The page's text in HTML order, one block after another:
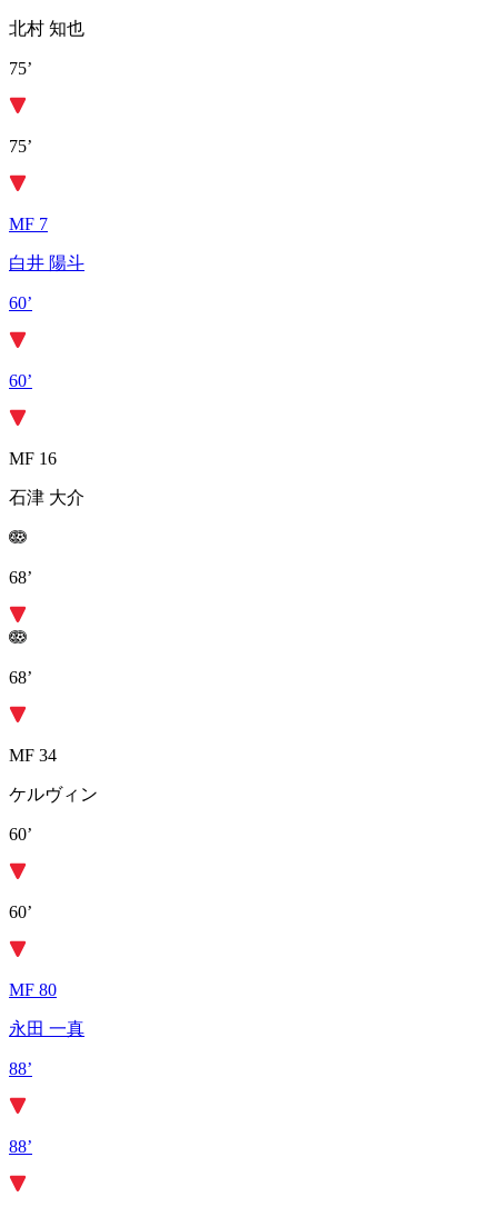
北村 知也
75’
75’
MF 7
白井 陽斗
60’
60’
MF 16
石津 大介
68’
68’
MF 34
ケルヴィン
60’
60’
MF 80
永田 一真
88’
88’